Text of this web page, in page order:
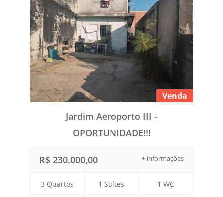
Venda
Jardim Aeroporto III -
OPORTUNIDADE!!!
+ informações
R$ 230.000,00
3 Quartos 1 Suítes 1 WC